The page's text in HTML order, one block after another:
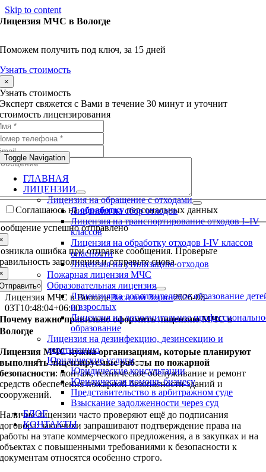
Skip to content
Toggle Navigation
ГЛАВНАЯ
ЛИЦЕНЗИИ
Лицензия на обращение с отходами
Лицензия на сбор отходов
Лицензия на транспортирование отходов I–IV
классов
Лицензия на обработку отходов I-IV классов
опасности
Лицензия на утилизацию отходов
Пожарная лицензия МЧС
Образовательная лицензия
Лицензия на дополнительное образование
и взрослых
Лицензия на дополнительное
образование
Лицензия на дезинфекцию, дезинсекцию и
дератизацию
Юридические услуги
Юридические консультации
Юридическая помощь бизнесу
Представительство в арбитражном суде
Взыскание задолженности через суд
БЛОГ
КОНТАКТЫ
Лицензия МЧС в Вологде
Поможем получить под ключ, за 15 дней
Узнать стоимость
×
Узнать стоимость
Эксперт свяжется с Вами в течение 30 минут и уточнит
стоимость лицензирования
Соглашаюсь наобработкуперсональных данных
успешно отправлено
ошибка при отправке сообщения. Проверьте
заполнения и отправьте снова.
Лицензия МЧС в ВологдеВасилий Зорин2026-06-
03T10:48:04+06:00
Почему важно правильно оформить лицензию МЧС в
Вологде
Лицензия МЧС нужна организациям, которые планируют
выполнять лицензируемые работы по пожарной
безопасности: монтаж, техническое обслуживание и ремонт
средств обеспечения пожарной безопасности зданий и
сооружений.
Наличие лицензии часто проверяют ещё до подписания
договора: заказчики запрашивают подтверждение права на
работы на этапе коммерческого предложения, а в закупках и на
объектах с повышенными требованиями к безопасности к
документам относятся особенно строго.